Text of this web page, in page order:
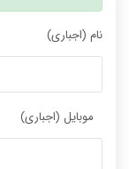
نام (اجباری)
موبایل (اجباری)